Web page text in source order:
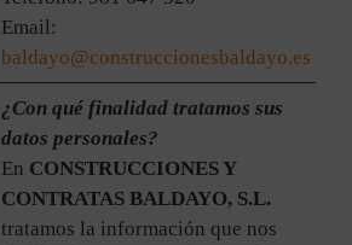
Email:
baldayo@construccionesbaldayo.es
¿Con qué finalidad tratamos sus
datos personales?
En CONSTRUCCIONES Y
CONTRATAS BALDAYO, S.L.
tratamos la información que nos